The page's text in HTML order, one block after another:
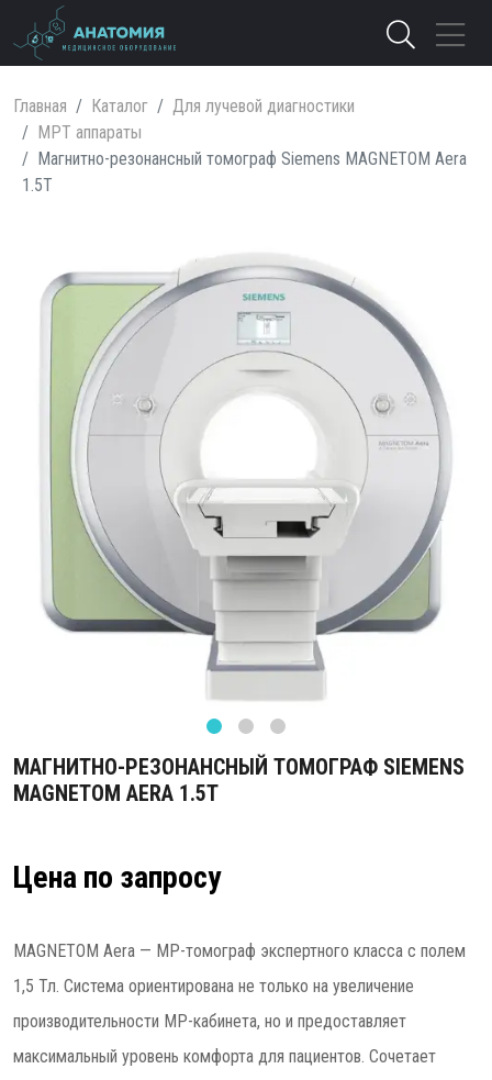
Главная Каталог
Для лучевой диагностики
МРТ аппараты
Магнитно-резонансный томограф Siemens MAGNETOM Aera
1.5T
МАГНИТНО-РЕЗОНАНСНЫЙ ТОМОГРАФ SIEMENS
MAGNETOM AERA 1.5T
Цена по запросу
MAGNETOM Aera — МР-томограф экспертного класса с полем
1,5 Тл. Система ориентирована не только на увеличение
производительности МР-кабинета, но и предоставляет
максимальный уровень комфорта для пациентов. Сочетает